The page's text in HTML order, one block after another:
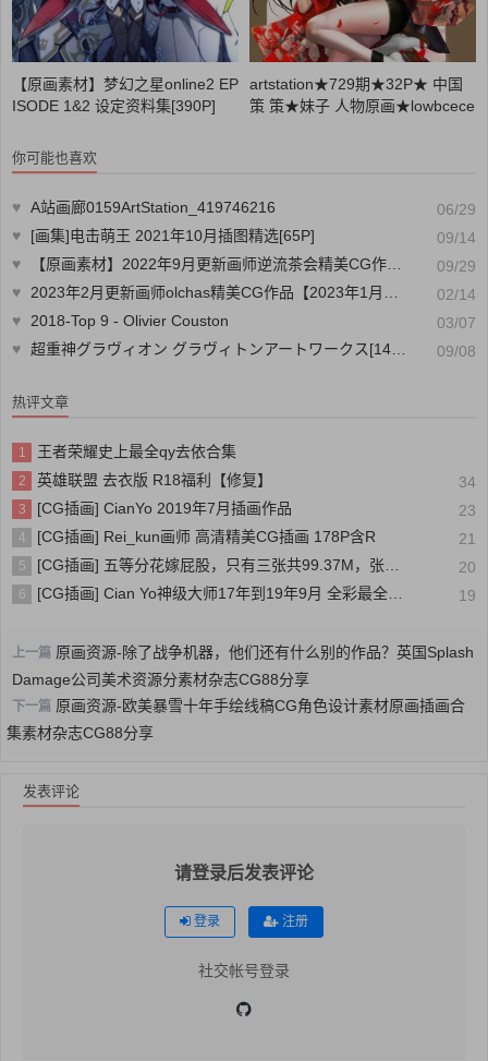
【原画素材】梦幻之星online2 EP
ISODE 1&2 设定资料集[390P]
artstation★729期★32P★ 中国
策 策★妹子 人物原画★lowbcece
你可能也喜欢
♥ A站画廊0159ArtStation_419746216
06/29
♥
[画集]电击萌王 2021年10月插图精选[65P]
09/14
♥
【原画素材】2022年9月更新画师逆流茶会精美CG作品【2022年8月作品】
09/29
♥
2023年2月更新画师olchas精美CG作品【2023年1月作品】
02/14
♥
2018-Top 9 - Olivier Couston
03/07
♥ 超重神グラヴィオン グラヴィトンアートワークス[149P] 09/08
热评文章
1 王者荣耀史上最全qy去依合集
2 英雄联盟 去衣版 R18福利【修复】 34
3 [CG插画] CianYo 2019年7月插画作品 23
4 [CG插画] Rei_kun画师 高清精美CG插画 178P含R 21
5 [CG插画] 五等分花嫁屁股，只有三张共99.37M，张张精品 20
6 [CG插画] Cian Yo神级大师17年到19年9月 全彩最全合集[3G] 19
上一篇 原画资源-除了战争机器，他们还有什么别的作品？英国Splash
Damage公司美术资源分素材杂志CG88分享
下一篇 原画资源-欧美暴雪十年手绘线稿CG角色设计素材原画插画合
集素材杂志CG88分享
发表评论
请登录后发表评论
登录 注册
社交帐号登录